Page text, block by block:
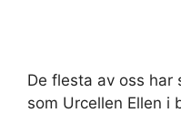
De flesta av oss har
som Urcellen Ellen i